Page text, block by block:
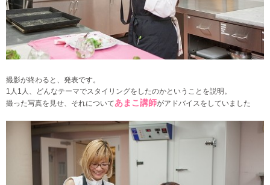
撮影が終わると、発表です。
1人1人、どんなテーマでスタイリングをしたのかということを説明。
撮った写真を見せ、それについてあまこ講師がアドバイスをしていました